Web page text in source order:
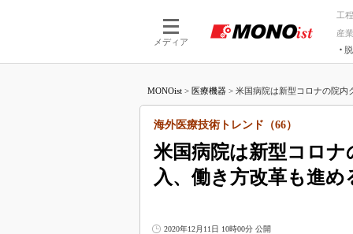
メディア
工
産
つながる工場
AI×設備
MONOist > 医療機器 > 米国病院は新型コロナの院内
米国病院は新型コロ
入、働き方改革も進め
海外医療技術トレンド（66）
2020年12月11日 10時00分 公開